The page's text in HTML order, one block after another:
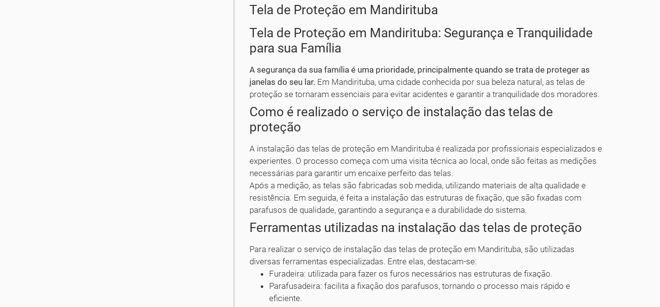
Tela de Proteção em Mandirituba
Tela de Proteção em Mandirituba: Segurança e Tranquilidade
para sua Família
A segurança da sua família é uma prioridade, principalmente quando se trata de proteger as
janelas do seu lar. Em Mandirituba, uma cidade conhecida por sua beleza natural, as telas de
proteção se tornaram essenciais para evitar acidentes e garantir a tranquilidade dos moradores.
Como é realizado o serviço de instalação das telas de
proteção
A instalação das telas de proteção em Mandirituba é realizada por profissionais especializados e
experientes. O processo começa com uma visita técnica ao local, onde são feitas as medições
necessárias para garantir um encaixe perfeito das telas.
Após a medição, as telas são fabricadas sob medida, utilizando materiais de alta qualidade e
resistência. Em seguida, é feita a instalação das estruturas de fixação, que são fixadas com
parafusos de qualidade, garantindo a segurança e a durabilidade do sistema.
Ferramentas utilizadas na instalação das telas de proteção
Para realizar o serviço de instalação das telas de proteção em Mandirituba, são utilizadas
diversas ferramentas especializadas. Entre elas, destacam-se:
Furadeira: utilizada para fazer os furos necessários nas estruturas de fixação.
Parafusadeira: facilita a fixação dos parafusos, tornando o processo mais rápido e
eficiente.